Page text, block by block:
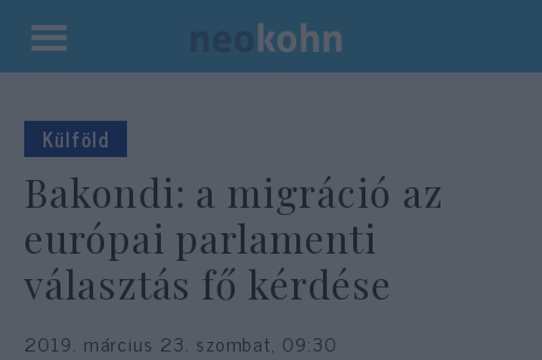
Kilépés
tartalomba
Külföld
Bakondi: a migráció az
európai parlamenti
választás fő kérdése
2019. március 23. szombat, 09:30